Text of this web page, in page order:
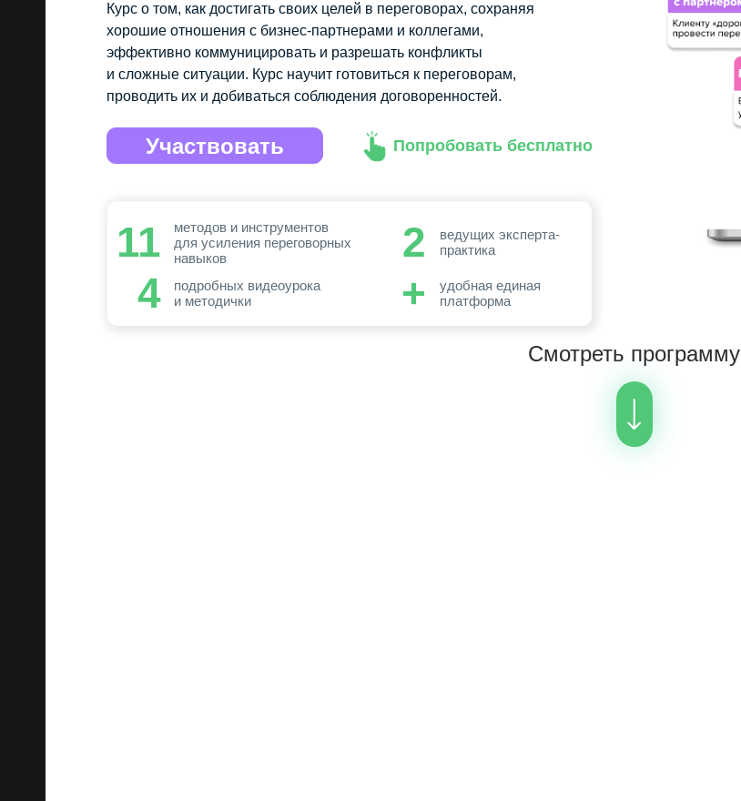
Курс о том, как достигать своих целей в переговорах, сохраняя
хорошие отношения с бизнес-партнерами и коллегами,
эффективно коммуницировать и разрешать конфликты
и сложные ситуации. Курс научит готовиться к переговорам,
проводить их и добиваться соблюдения договоренностей.
Участвовать
11
2
4
+
методов и инструментов
для усиления переговорных
навыков
ведущих эксперта-
практика
Смотреть программу
подробных видеоурока
и методички
удобная единая
платформа
Попробовать бесплатно